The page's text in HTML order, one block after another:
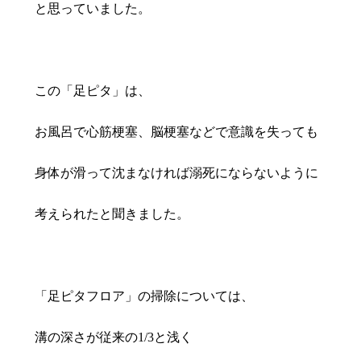
と思っていました。
この「足ピタ」は、
お風呂で心筋梗塞、脳梗塞などで意識を失っても
身体が滑って沈まなければ溺死にならないように
考えられたと聞きました。
「足ピタフロア」の掃除については、
溝の深さが従来の1/3と浅く